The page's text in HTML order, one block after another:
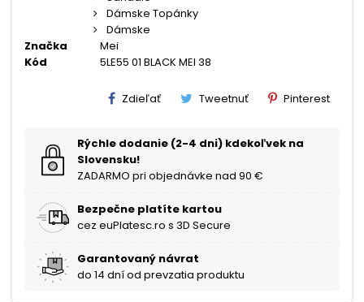
Dámske Topánky
Dámske
Značka
Mei
Kód
5LE55 01 BLACK MEI 38
Zdieľať Tweetnuť Pinterest
Rýchle dodanie (2-4 dni) kdekoľvek na
Slovensku!
ZADARMO pri objednávke nad 90 €
Bezpečne platíte kartou
cez euPlatesc.ro s 3D Secure
Garantovaný návrat
do 14 dní od prevzatia produktu